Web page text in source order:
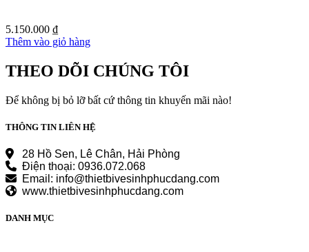
5.150.000 ₫
Thêm vào giỏ hàng
THEO DÕI CHÚNG TÔI
Để không bị bỏ lỡ bất cứ thông tin khuyến mãi nào!
THÔNG TIN LIÊN HỆ
28 Hồ Sen, Lê Chân, Hải Phòng
Điện thoại: 0936.072.068
Email: info@thietbivesinhphucdang.com
www.thietbivesinhphucdang.com
DANH MỤC